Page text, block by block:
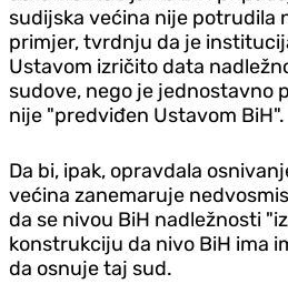
sudijska većina nije potrudila
primjer, tvrdnju da je
Ustavom izričito data
sudove, nego je jednostavno
nije "predviđen Ustavom BiH".
Da bi, ipak, opravdala
većina zanemaruje
da se nivou BiH nadležnosti
konstrukciju da nivo BiH ima
da osnuje taj sud.